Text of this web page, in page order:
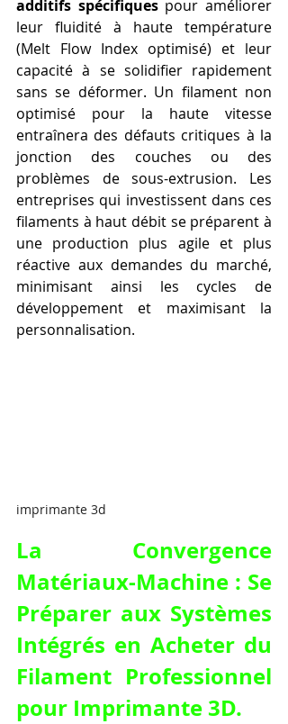
additifs spécifiques pour améliorer
leur fluidité à haute température
(Melt Flow Index optimisé) et leur
capacité à se solidifier rapidement
sans se déformer. Un filament non
optimisé pour la haute vitesse
entraînera des défauts critiques à la
jonction des couches ou des
problèmes de sous-extrusion. Les
entreprises qui investissent dans ces
filaments à haut débit se préparent à
une production plus agile et plus
réactive aux demandes du marché,
minimisant ainsi les cycles de
développement et maximisant la
personnalisation.
imprimante 3d
La Convergence
Matériaux-Machine : Se
Préparer aux Systèmes
Intégrés en Acheter du
Filament Professionnel
pour Imprimante 3D.